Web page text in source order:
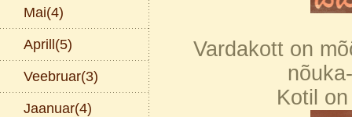
Mai(4)
Aprill(5)
Veebruar(3)
Jaanuar(4)
Vardakott on
Kotil